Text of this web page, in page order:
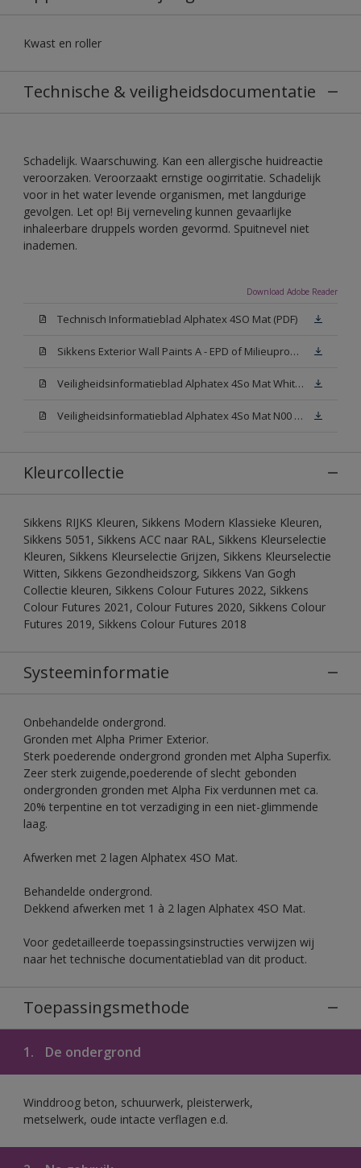
Kwast en roller
Technische & veiligheidsdocumentatie
Schadelijk. Waarschuwing. Kan een allergische huidreactie
veroorzaken. Veroorzaakt ernstige oogirritatie. Schadelijk
voor in het water levende organismen, met langdurige
gevolgen. Let op! Bij verneveling kunnen gevaarlijke
inhaleerbare druppels worden gevormd. Spuitnevel niet
inademen.
Download Adobe Reader
Technisch Informatieblad Alphatex 4SO Mat (PDF)
Sikkens Exterior Wall Paints A - EPD of Milieuproductverklaring
Veiligheidsinformatieblad Alphatex 4So Mat White W05 (MSDS)
Veiligheidsinformatieblad Alphatex 4So Mat N00 (MSDS)
Kleurcollectie
Sikkens RIJKS Kleuren, Sikkens Modern Klassieke Kleuren,
Sikkens 5051, Sikkens ACC naar RAL, Sikkens Kleurselectie
Kleuren, Sikkens Kleurselectie Grijzen, Sikkens Kleurselectie
Witten, Sikkens Gezondheidszorg, Sikkens Van Gogh
Collectie kleuren, Sikkens Colour Futures 2022, Sikkens
Colour Futures 2021, Colour Futures 2020, Sikkens Colour
Futures 2019, Sikkens Colour Futures 2018
Systeeminformatie
Onbehandelde ondergrond.
Gronden met Alpha Primer Exterior.
Sterk poederende ondergrond gronden met Alpha Superfix.
Zeer sterk zuigende,poederende of slecht gebonden
ondergronden gronden met Alpha Fix verdunnen met ca.
20% terpentine en tot verzadiging in een niet-glimmende
laag.
Afwerken met 2 lagen Alphatex 4SO Mat.
Behandelde ondergrond.
Dekkend afwerken met 1 à 2 lagen Alphatex 4SO Mat.
Voor gedetailleerde toepassingsinstructies verwijzen wij
naar het technische documentatieblad van dit product.
Toepassingsmethode
1. De ondergrond
Winddroog beton, schuurwerk, pleisterwerk,
metselwerk, oude intacte verflagen e.d.